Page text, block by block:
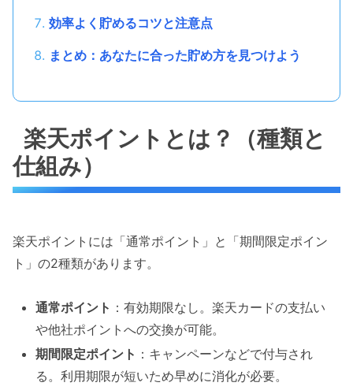
効率よく貯めるコツと注意点
まとめ：あなたに合った貯め方を見つけよう
楽天ポイントとは？（種類と
仕組み）
楽天ポイントには「通常ポイント」と「期間限定ポイン
ト」の2種類があります。
通常ポイント ：有効期限なし。楽天カードの支払い
や他社ポイントへの交換が可能。
期間限定ポイント ：キャンペーンなどで付与され
る。利用期限が短いため早めに消化が必要。